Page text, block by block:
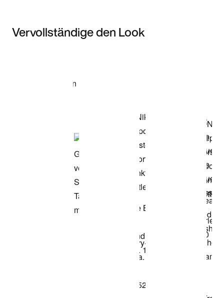
Vervollständige den Look
Modell anzeigen